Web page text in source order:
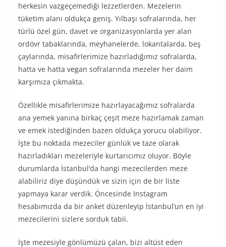
herkesin vazgeçemediği lezzetlerden. Mezelerin
tüketim alanı oldukça geniş. Yılbaşı sofralarında, her
türlü özel gün, davet ve organizasyonlarda yer alan
ordövr tabaklarında, meyhanelerde, lokantalarda, beş
çaylarında, misafirlerimize hazırladığımız sofralarda,
hatta ve hatta vegan sofralarında mezeler her daim
karşımıza çıkmakta.
Özellikle misafirlerimize hazırlayacağımız sofralarda
ana yemek yanına birkaç çeşit meze hazırlamak zaman
ve emek istediğinden bazen oldukça yorucu olabiliyor.
İşte bu noktada mezeciler günlük ve taze olarak
hazırladıkları mezeleriyle kurtarıcımız oluyor. Böyle
durumlarda İstanbul’da hangi mezecilerden meze
alabiliriz diye düşündük ve sizin için de bir liste
yapmaya karar verdik. Öncesinde Instagram
hesabımızda da bir anket düzenleyip İstanbul’un en iyi
mezecilerini sizlere sorduk tabii.
İşte mezesiyle gönlümüzü çalan, bizi altüst eden